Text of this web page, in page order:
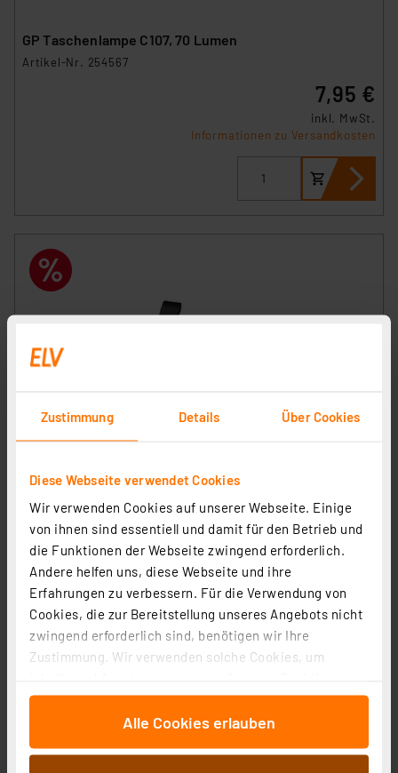
Zustimmung Details Über Cookies
Diese Webseite verwendet Cookies
Wir verwenden Cookies auf unserer Webseite. Einige
von ihnen sind essentiell und damit für den Betrieb und
die Funktionen der Webseite zwingend erforderlich.
Andere helfen uns, diese Webseite und ihre
Erfahrungen zu verbessern. Für die Verwendung von
Cookies, die zur Bereitstellung unseres Angebots nicht
zwingend erforderlich sind, benötigen wir Ihre
Zustimmung. Wir verwenden solche Cookies, um
für soziale Medien anbieten zu können und die Zugriffe
auf unsere Website zu analysieren. Außerdem geben
an unsere Partner für soziale Medien, Werbung und
Alle Cookies erlauben
GP Taschenlampe C107, 70 Lumen
Artikel-Nr. 254567
7,95 €
inkl. MwSt.
Informationen zu Versandkosten
Olight LED-Taschenlampe Baton 4 Premium, max. 1300
2 3 4 5 (1)
79,95 €
Statt133,95 € **
inkl. MwSt.
Informationen zu Versandkosten